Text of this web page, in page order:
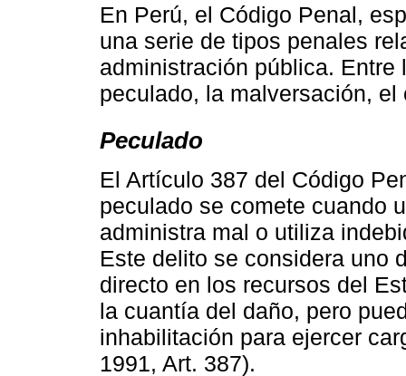
En Perú, el Código Penal,
una serie de tipos penales
administración pública.
peculado, la malversación,
Peculado
El Artículo 387 del Código
peculado se comete cuando
administra mal o utiliza
Este delito se considera uno
directo en los recursos del
la cuantía del daño, pero
inhabilitación para ejercer
1991, Art. 387).